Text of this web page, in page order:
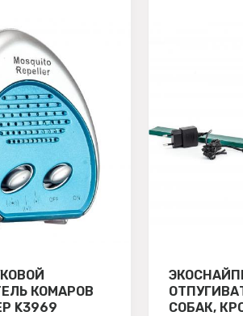
КОМАРОВ
K3969
СОБАК,